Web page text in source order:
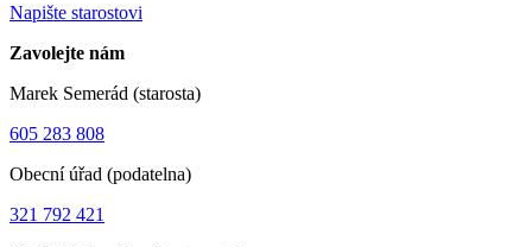
Napište starostovi
Zavolejte nám
Marek Semerád (starosta)
605 283 808
Obecní úřad (podatelna)
321 792 421